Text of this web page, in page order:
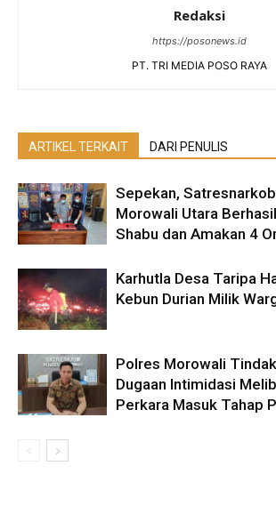
Redaksi
https://posonews.id
PT. TRI MEDIA POSO RAYA
ARTIKEL TERKAIT DARI PENULIS
Sepekan,
Morowali Utara
Shabu dan Amakan 4
Karhutla Desa Taripa
Kebun Durian Milik
Polres Morowali
Dugaan Intimidasi
Perkara Masuk Tahap